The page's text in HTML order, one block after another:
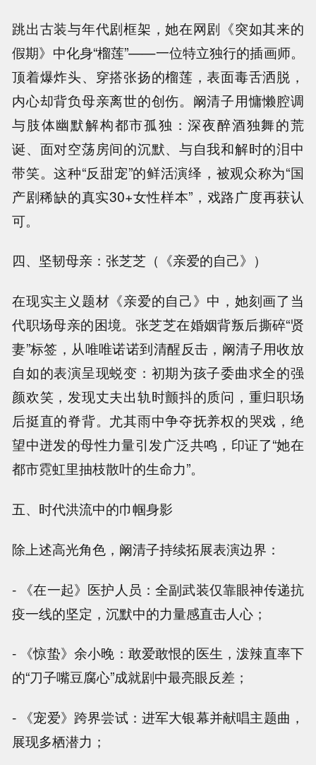
跳出古装与年代剧框架，她在网剧《突如其来的
假期》中化身“榴莲”——一位特立独行的插画师。
顶着爆炸头、穿搭张扬的榴莲，表面毒舌洒脱，
内心却背负母亲离世的创伤。阚清子用慵懒腔调
与肢体幽默解构都市孤独：深夜醉酒独舞的荒
诞、面对空荡房间的沉默、与自我和解时的泪中
带笑。这种“反甜宠”的鲜活演绎，被观众称为“国
产剧稀缺的真实30+女性样本”，戏路广度再获认
可。
四、坚韧母亲：张芝芝（《亲爱的自己》）
在现实主义题材《亲爱的自己》中，她刻画了当
代职场母亲的困境。张芝芝在婚姻背叛后撕碎“贤
妻”标签，从唯唯诺诺到清醒反击，阚清子用收放
自如的表演呈现蜕变：初期为孩子委曲求全的强
颜欢笑，发现丈夫出轨时颤抖的质问，重归职场
后挺直的脊背。尤其雨中争夺抚养权的哭戏，绝
望中迸发的母性力量引发广泛共鸣，印证了“她在
都市霓虹里抽枝散叶的生命力”。
五、时代洪流中的巾帼身影
除上述高光角色，阚清子持续拓展表演边界：
- 《在一起》医护人员：全副武装仅靠眼神传递抗
疫一线的坚定，沉默中的力量感直击人心；
- 《惊蛰》余小晚：敢爱敢恨的医生，泼辣直率下
的“刀子嘴豆腐心”成就剧中最亮眼反差；
- 《宠爱》跨界尝试：进军大银幕并献唱主题曲，
展现多栖潜力；